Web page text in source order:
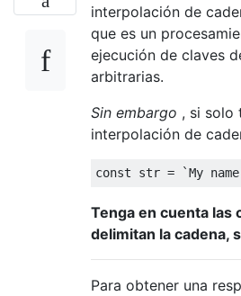
interpolación de
que es un
ejecución de claves
arbitrarias.
Sin embargo , si solo
interpolación de
const str = `My
Tenga en cuenta las
delimitan la cadena,
Para obtener una